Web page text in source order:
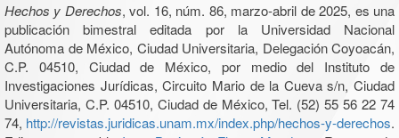
Hechos y Derechos, vol. 16, núm. 86, marzo-abril de 2025, es una
publicación bimestral editada por la Universidad Nacional
Autónoma de México, Ciudad Universitaria, Delegación Coyoacán,
C.P. 04510, Ciudad de México, por medio del Instituto de
Investigaciones Jurídicas, Circuito Mario de la Cueva s/n, Ciudad
Universitaria, C.P. 04510, Ciudad de México, Tel. (52) 55 56 22 74
74, http://revistas.juridicas.unam.mx/index.php/hechos-y-derechos.